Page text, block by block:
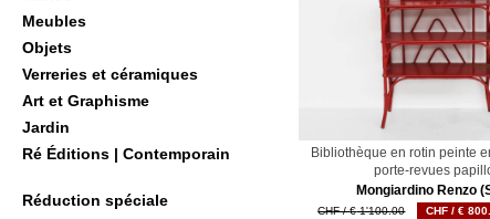
Meubles
Objets
Verreries et céramiques
Art et Graphisme
Jardin
Ré Éditions | Contemporain
Réduction spéciale
Bibliothèque en rotin peinte
porte-revues
Mongiardino Renzo
€1'100.00
Le
€